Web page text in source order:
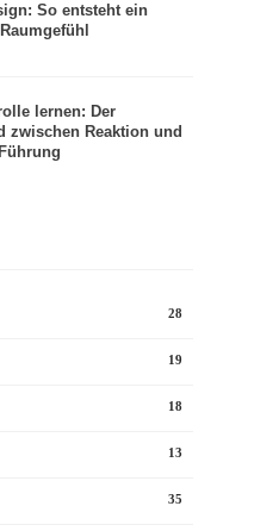
So entsteht ein
lernen: Der
zwischen Reaktion und
28
19
18
13
35